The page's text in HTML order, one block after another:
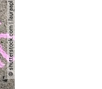
© shutterstock.com | lauraapl